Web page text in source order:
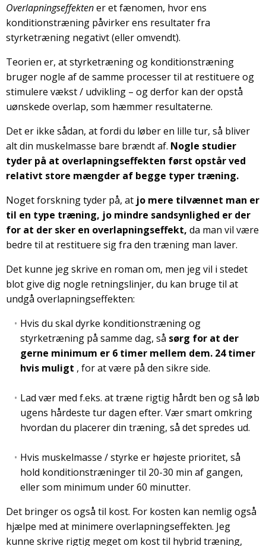
Overlapningseffektener et fænomen, hvor ens
konditionstræning påvirker ens resultater fra
styrketræning negativt (eller omvendt).
Teorien er, at styrketræning og konditionstræning
bruger nogle af de samme processer til at restituere og
stimulere vækst / udvikling – og derfor kan der opstå
uønskede overlap, som hæmmer resultaterne.
Det er ikke sådan, at fordi du løber en lille tur, så bliver
alt din muskelmasse bare brændt af. Nogle studier
tyder på at overlapningseffekten først opstår ved
relativt store mængder af begge typer træning.
Noget forskning tyder på, at jo mere tilvænnet man er
til en type træning, jo mindre sandsynlighed er der
for at der sker en overlapningseffekt, da man vil være
bedre til at restituere sig fra den træning man laver.
Det kunne jeg skrive en roman om, men jeg vil i stedet
blot give dig nogle retningslinjer, du kan bruge til at
undgå overlapningseffekten:
Hvis du skal dyrke konditionstræning og
styrketræning på samme dag, så sørg for at der
gerne minimum er 6 timer mellem dem. 24 timer
hvis muligt , for at være på den sikre side.
Lad vær med f.eks. at træne rigtig hårdt ben og så løb
ugens hårdeste tur dagen efter. Vær smart omkring
hvordan du placerer din træning, så det spredes ud.
Hvis muskelmasse / styrke er højeste prioritet, så
hold konditionstræninger til 20-30 min af gangen,
eller som minimum under 60 minutter.
Det bringer os også til kost. For kosten kan nemlig også
hjælpe med at minimere overlapningseffekten. Jeg
kunne skrive rigtig meget om kost til hybrid træning,